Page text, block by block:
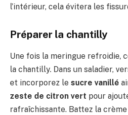
l’intérieur, cela évitera les
Préparer la chantilly
Une fois la meringue refroidie,
la chantilly. Dans un saladier,
et incorporez le sucre vanillé
zeste de citron vert pour
rafraîchissante. Battez la crème